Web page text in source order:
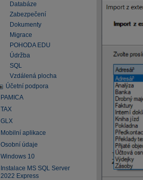
Databáze
Zabezpečení
Dokumenty
Migrace
POHODA EDU
Údržba
SQL
Vzdálená plocha
Účetní podpora
PAMICA
TAX
GLX
Mobilní aplikace
Osobní údaje
Windows 10
Instalace MS SQL Server
2022 Express